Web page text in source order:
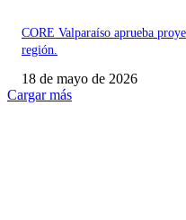
CORE Valparaíso aprueba
región.
18 de mayo de 2026
Cargar más